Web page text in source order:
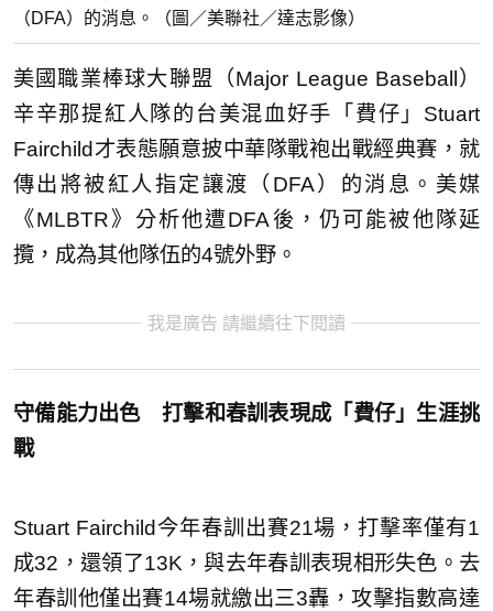
（DFA）的消息。（圖／美聯社／達志影像）
美國職業棒球大聯盟（Major League Baseball）
辛辛那提紅人隊的台美混血好手「費仔」Stuart
Fairchild才表態願意披中華隊戰袍出戰經典賽，就
傳出將被紅人指定讓渡（DFA）的消息。美媒
《MLBTR》分析他遭DFA後，仍可能被他隊延
攬，成為其他隊伍的4號外野。
我是廣告 請繼續往下閱讀
守備能力出色 打擊和春訓表現成「費仔」生涯挑
戰
Stuart Fairchild今年春訓出賽21場，打擊率僅有1
成32，還領了13K，與去年春訓表現相形失色。去
年春訓他僅出賽14場就繳出三3轟，攻擊指數高達